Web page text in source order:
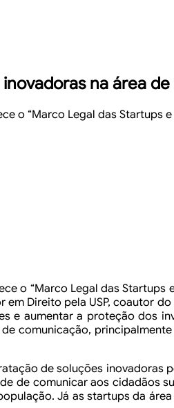
na área
o “Marco Legal das Startups
o “Marco Legal das Startups
em Direito pela USP, coautor
e aumentar a proteção dos
comunicação,
de soluções inovadoras
de comunicar aos cidadãos
Já as startups da